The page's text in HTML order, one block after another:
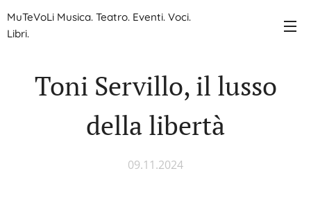
MuTeVoLi Musica. Teatro. Eventi. Voci.
Libri.
Toni Servillo, il lusso
della libertà
09.11.2024